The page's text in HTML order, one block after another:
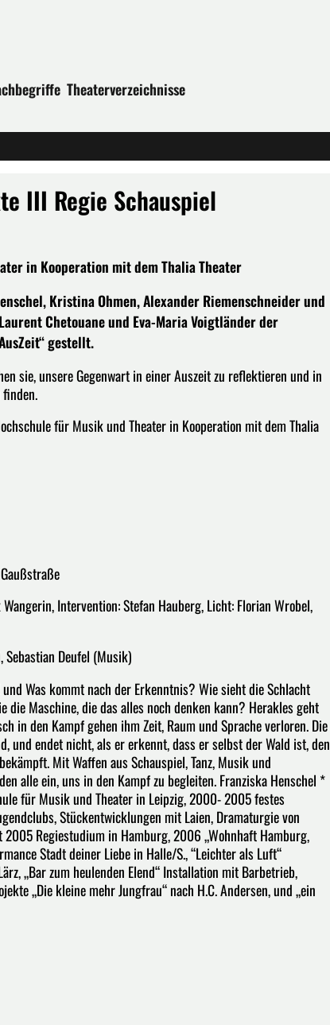
Theaterverzeichnisse
III Regie Schauspiel
in Kooperation mit dem Thalia Theater
Kristina Ohmen, Alexander Riemenschneider und
Chetouane und Eva-Maria Voigtländer der
gestellt.
sie, unsere Gegenwart in einer Auszeit zu reflektieren und in
für Musik und Theater in Kooperation mit dem Thalia
Intervention: Stefan Hauberg, Licht: Florian Wrobel,
Sebastian Deufel (Musik)
Was kommt nach der Erkenntnis? Wie sieht die Schlacht
Maschine, die das alles noch denken kann? Herakles geht
in den Kampf gehen ihm Zeit, Raum und Sprache verloren. Die
und endet nicht, als er erkennt, dass er selbst der Wald ist, den
Mit Waffen aus Schauspiel, Tanz, Musik und
alle ein, uns in den Kampf zu begleiten. Franziska Henschel *
für Musik und Theater in Leipzig, 2000- 2005 festes
Stückentwicklungen mit Laien, Dramaturgie von
Regiestudium in Hamburg, 2006 „Wohnhaft Hamburg,
Stadt deiner Liebe in Halle/S., “Leichter als Luft“
„Bar zum heulenden Elend“ Installation mit Barbetrieb,
„Die kleine mehr Jungfrau“ nach H.C. Andersen, und „ein